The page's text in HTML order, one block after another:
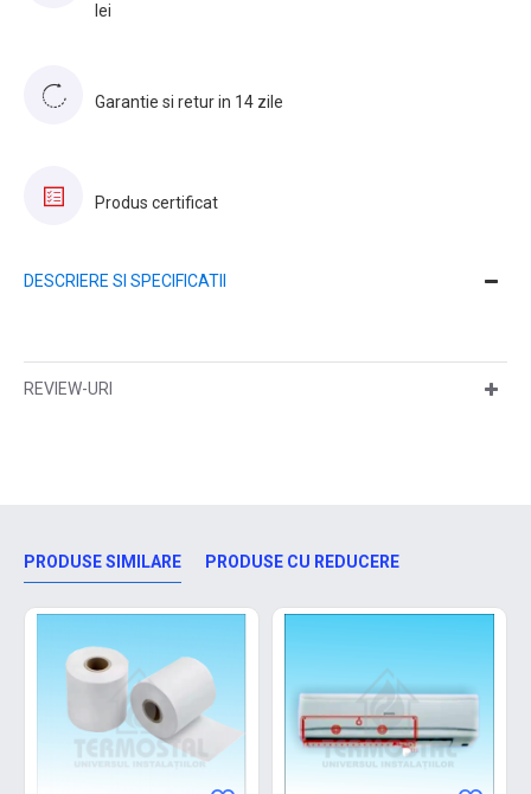
lei
Garantie si retur in 14 zile
Produs certificat
DESCRIERE SI SPECIFICATII
REVIEW-URI
PRODUSE SIMILARE PRODUSE CU REDUCERE